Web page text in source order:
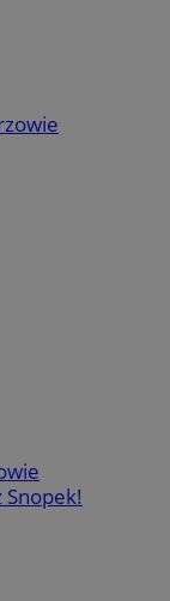
Snopek!